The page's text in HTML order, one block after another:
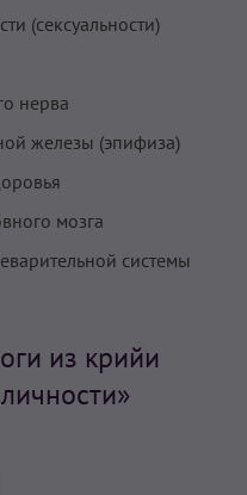
(сексуальности)
нерва
железы (эпифиза)
мозга
системы
из крийи